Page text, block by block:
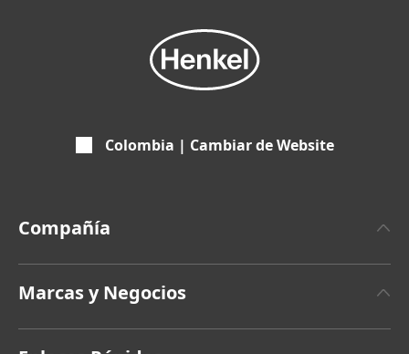
Colombia | Cambiar de Website
Compañía
Marcas y Negocios